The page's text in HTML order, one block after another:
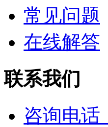
常见问题
在线解答
联系我们
咨询电话